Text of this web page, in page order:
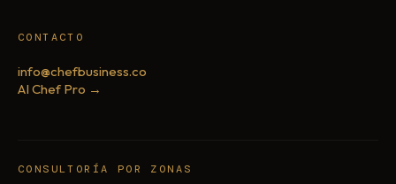
CONTACTO
info@chefbusiness.co
AI Chef Pro →
CONSULTORÍA POR ZONAS